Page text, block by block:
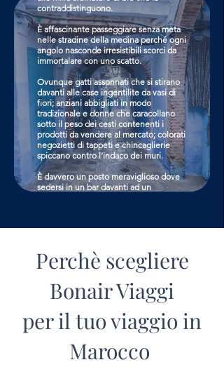
Gioiello del Nilo", "La mummia" e la
serie televisiva "Game of Thrones".
CLICCA QUI
contraddistinguono.
È affascinante passeggiare senza meta
nelle stradine della medina perché ogni
angolo nasconde irresistibili scorci da
immortalare con uno scatto.
Ovunque gatti assonnati che si stirano
davanti alle case ingentilite da vasi di
fiori; anziani abbigliati in modo
tradizionale e donne che caracollano
sotto il peso dei cesti contenenti i
prodotti da vendere al mercato; colorati
negozietti di tappeti e chincaglierie
spiccano contro l’indaco dei muri.
È davvero un posto meraviglioso dove
sedersi in un bar davanti ad un
Perchè scegliere
Bonair Viaggi
per il tuo viaggio in
Marocco